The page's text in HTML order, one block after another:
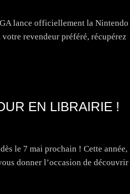
lance officiellement la Nintendo
revendeur préféré, récupérez
EN LIBRAIRIE !
le 7 mai prochain ! Cette année,
donner l’occasion de découvrir